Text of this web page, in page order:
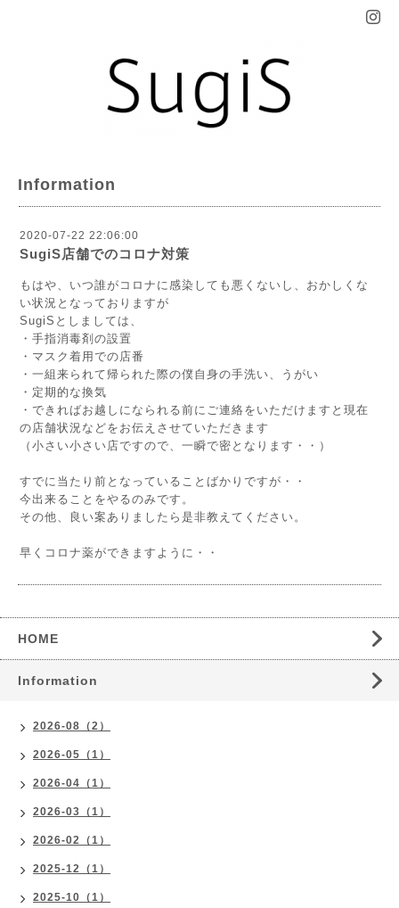
Information
2020-07-22 22:06:00
SugiS店舗でのコロナ対策
もはや、いつ誰がコロナに感染しても悪くないし、おかしくな
い状況となっておりますが
SugiSとしましては、
・手指消毒剤の設置
・マスク着用での店番
・一組来られて帰られた際の僕自身の手洗い、うがい
・定期的な換気
・できればお越しになられる前にご連絡をいただけますと現在
の店舗状況などをお伝えさせていただきます
（小さい小さい店ですので、一瞬で密となります・・）
すでに当たり前となっていることばかりですが・・
今出来ることをやるのみです。
その他、良い案ありましたら是非教えてください。
早くコロナ薬ができますように・・
HOME
Information
2026-08（2）
2026-05（1）
2026-04（1）
2026-03（1）
2026-02（1）
2025-12（1）
2025-10（1）